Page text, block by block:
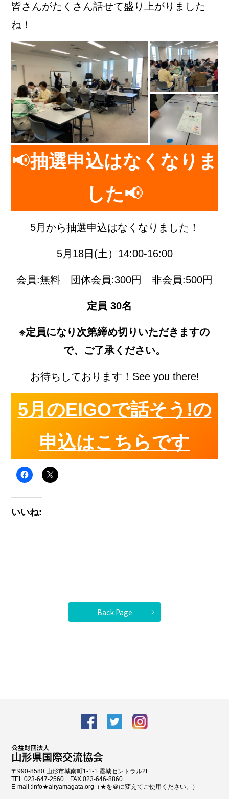
皆さんがたくさん話せて盛り上がりました
ね！
📢抽選申込はなくなりま
した📢
5月から抽選申込はなくなりました！
5月18日(土）14:00-16:00
会員:無料 団体会員:300円 非会員:500円
定員 30名
※定員になり次第締め切りいただきますの
で、ご了承ください。
お待ちしております！See you there!
5月のEIGOで話そう!の
申込はこちらです
いいね:
Back Page
facebook Twitter
〒990-8580 山形市城南町1-1-1 霞城セントラル2F
TEL 023-647-2560 FAX 023-646-8860
E-mail :info★airyamagata.org（★を＠に変えてご使用ください。）